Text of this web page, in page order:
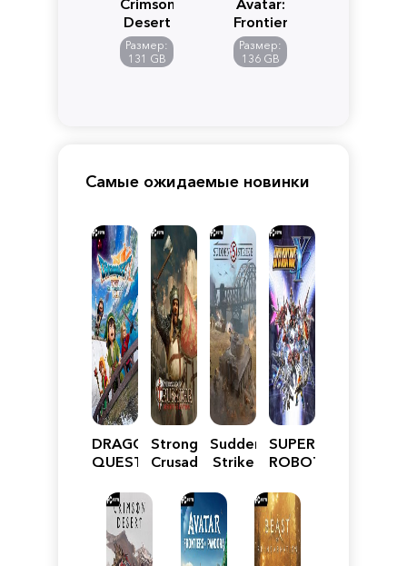
Desert
Размер:
131 GB
Frontiers
of
Pandora
Размер:
136 GB
Самые ожидаемые новинки
DRAGON
QUEST
Reimagined
Stronghold
Crusader:
Edition
Sudden
Strike
SUPER
ROBOT
Y